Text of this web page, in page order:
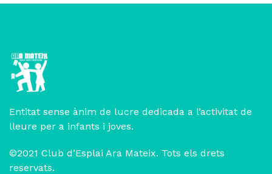
Entitat sense ànim de lucre dedicada a l’activitat de
lleure per a infants i joves.
©2021 Club d’Esplai Ara Mateix. Tots els drets
reservats.